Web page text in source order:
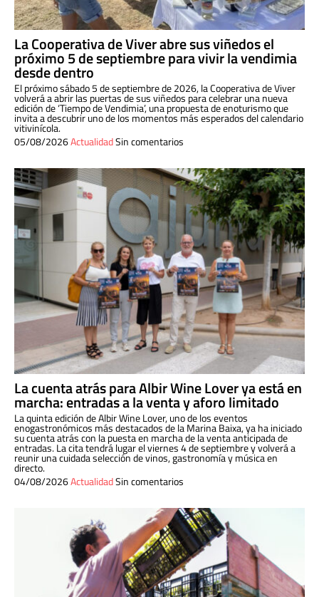
La Cooperativa de Viver abre sus viñedos el
próximo 5 de septiembre para vivir la vendimia
desde dentro
El próximo sábado 5 de septiembre de 2026, la Cooperativa de Viver
volverá a abrir las puertas de sus viñedos para celebrar una nueva
edición de ‘Tiempo de Vendimia’, una propuesta de enoturismo que
invita a descubrir uno de los momentos más esperados del calendario
vitivinícola.
05/08/2026ActualidadSin comentarios
La cuenta atrás para Albir Wine Lover ya está en
marcha: entradas a la venta y aforo limitado
La quinta edición de Albir Wine Lover, uno de los eventos
enogastronómicos más destacados de la Marina Baixa, ya ha iniciado
su cuenta atrás con la puesta en marcha de la venta anticipada de
entradas. La cita tendrá lugar el viernes 4 de septiembre y volverá a
reunir una cuidada selección de vinos, gastronomía y música en
directo.
04/08/2026ActualidadSin comentarios